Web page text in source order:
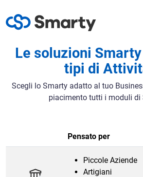
Le soluzioni
tipi di
Scegli lo Smarty adatto al tuo
piacimento tutti i moduli di
Pensato per
Piccole Aziende
Artigiani